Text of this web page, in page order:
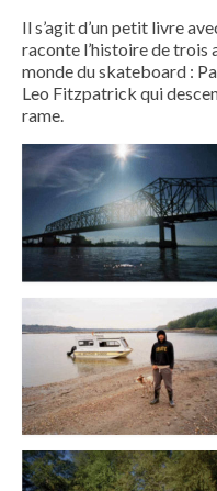
Il s’agit d’un petit livre
raconte l’histoire de trois
monde du skateboard :
Leo Fitzpatrick qui
rame.